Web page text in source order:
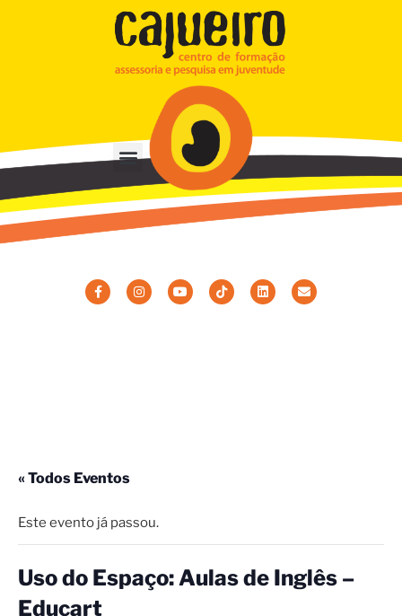
« Todos Eventos
Este evento já passou.
Uso do Espaço: Aulas de Inglês –
Educart